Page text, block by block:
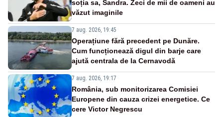
soția sa, Sandra. Zeci de mii de oameni au
văzut imaginile
7 aug. 2026, 19:45
Operațiune fără precedent pe Dunăre.
Cum funcționează digul din barje care
ajută centrala de la Cernavodă
7 aug. 2026, 19:17
România, sub monitorizarea Comisiei
Europene din cauza crizei energetice. Ce
cere Victor Negrescu